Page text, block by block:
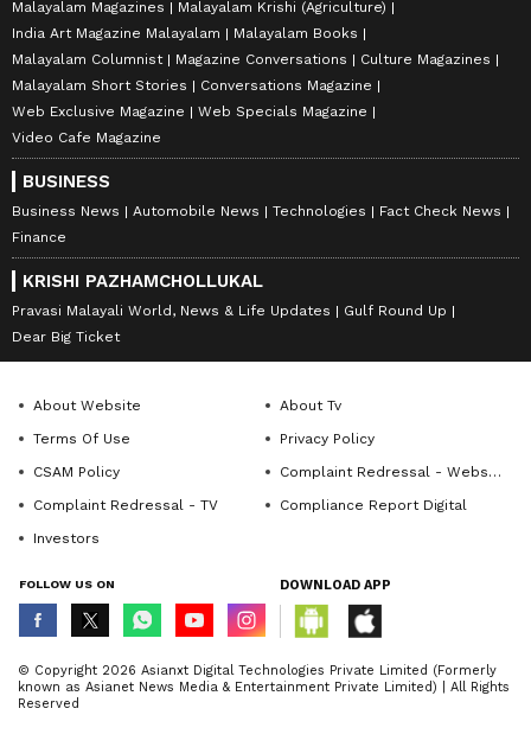
Malayalam Magazines
Malayalam Krishi (Agriculture)
India Art Magazine Malayalam
Malayalam Books
Malayalam Columnist
Magazine Conversations
Culture Magazines
Malayalam Short Stories
Conversations Magazine
Web Exclusive Magazine
Web Specials Magazine
Video Cafe Magazine
BUSINESS
Business News Automobile News Technologies
Fact Check News
Finance
KRISHI PAZHAMCHOLLUKAL
Pravasi Malayali World, News & Life Updates
Gulf Round Up
Dear Big Ticket
About Website
About Tv
Terms Of Use
Privacy Policy
CSAM Policy
Complaint Redressal - Website
Complaint Redressal - TV
Compliance Report Digital
Investors
FOLLOW US ON DOWNLOAD APP
© Copyright 2026 Asianxt Digital Technologies Private Limited (Formerly
known as Asianet News Media & Entertainment Private Limited) | All Rights
Reserved